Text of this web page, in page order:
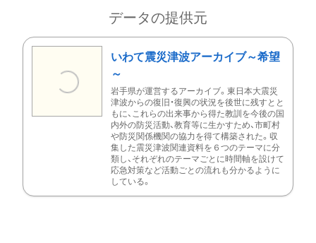
データの提供元
いわて震災津波アーカイブ～希望
～
岩手県が運営するアーカイブ。東日本大震災
津波からの復旧・復興の状況を後世に残すとと
もに、これらの出来事から得た教訓を今後の国
内外の防災活動、教育等に生かすため、市町村
や防災関係機関の協力を得て構築された。収
集した震災津波関連資料を６つのテーマに分
類し、それぞれのテーマごとに時間軸を設けて
応急対策など活動ごとの流れも分かるように
している。